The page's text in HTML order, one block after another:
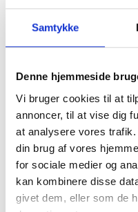
Samtykke
Denne hjemmeside
Vi bruger cookies til at
annoncer, til at vise dig
at analysere vores
din brug af vores
for sociale medier og
kan kombinere disse
givet dem, eller som de
beboere i
2021
Tallene fra den
viser, at 26 procent
at de har et dårligt